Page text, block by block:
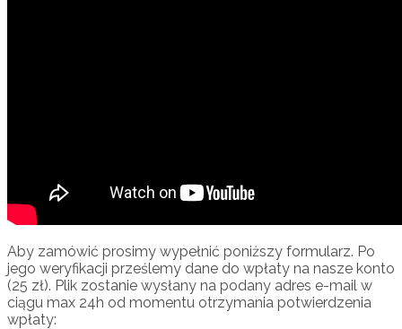
Aby zamówić prosimy wypełnić poniższy formularz. Po
jego weryfikacji prześlemy dane do wpłaty na nasze konto
(25 zł). Plik zostanie wysłany na podany adres e-mail w
ciągu max 24h od momentu otrzymania potwierdzenia
wpłaty: